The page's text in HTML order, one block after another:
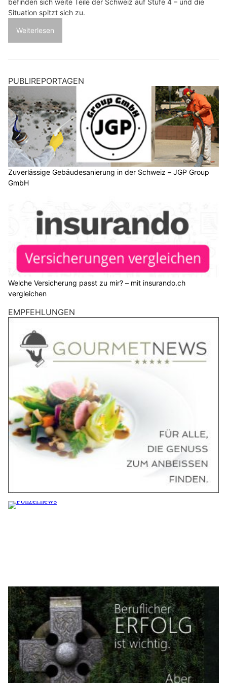
befinden sich weite Teile der Schweiz auf Stufe 4 – und die
Situation spitzt sich zu.
Weiterlesen
PUBLIREPORTAGEN
Zuverlässige Gebäudesanierung in der Schweiz – JGP Group
GmbH
Welche Versicherung passt zu mir? – mit insurando.ch
vergleichen
EMPFEHLUNGEN